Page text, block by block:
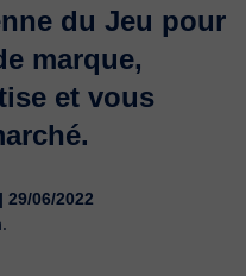
du Jeu pour
marque,
et vous
| 29/06/2022